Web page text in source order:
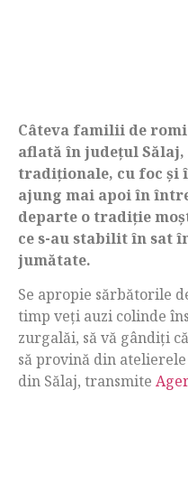
Câteva familii de
aflată în județul
tradiționale, cu foc și
ajung mai apoi în
departe o tradiție
ce s-au stabilit în sat
jumătate.
Se apropie sărbătorile
timp veți auzi colinde
zurgalăi, să vă gândiți
să provină din
din Sălaj, transmite